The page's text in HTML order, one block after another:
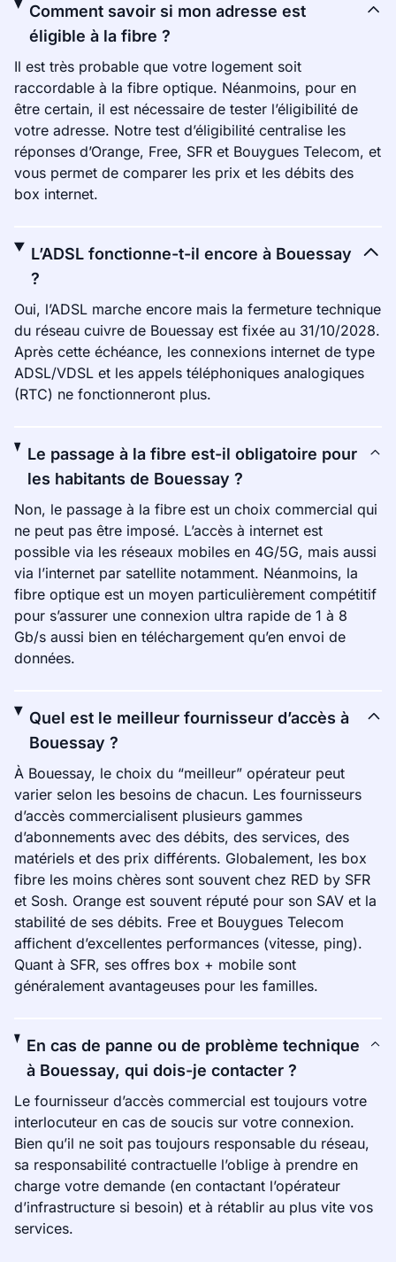
Comment savoir si mon adresse est
éligible à la fibre ?
Il est très probable que votre logement soit
raccordable à la fibre optique. Néanmoins, pour en
être certain, il est nécessaire de tester l’éligibilité de
votre adresse. Notre test d’éligibilité centralise les
réponses d’Orange, Free, SFR et Bouygues Telecom, et
vous permet de comparer les prix et les débits des
box internet.
L’ADSL fonctionne-t-il encore à Bouessay
?
Oui, l’ADSL marche encore mais la fermeture technique
du réseau cuivre de Bouessay est fixée au 31/10/2028.
Après cette échéance, les connexions internet de type
ADSL/VDSL et les appels téléphoniques analogiques
(RTC) ne fonctionneront plus.
Le passage à la fibre est-il obligatoire pour
les habitants de Bouessay ?
Non, le passage à la fibre est un choix commercial qui
ne peut pas être imposé. L’accès à internet est
possible via les réseaux mobiles en 4G/5G, mais aussi
via l’internet par satellite notamment. Néanmoins, la
fibre optique est un moyen particulièrement compétitif
pour s’assurer une connexion ultra rapide de 1 à 8
Gb/s aussi bien en téléchargement qu’en envoi de
données.
Quel est le meilleur fournisseur d’accès à
Bouessay ?
À Bouessay, le choix du “meilleur” opérateur peut
varier selon les besoins de chacun. Les fournisseurs
d’accès commercialisent plusieurs gammes
d’abonnements avec des débits, des services, des
matériels et des prix différents. Globalement, les box
fibre les moins chères sont souvent chez RED by SFR
et Sosh. Orange est souvent réputé pour son SAV et la
stabilité de ses débits. Free et Bouygues Telecom
affichent d’excellentes performances (vitesse, ping).
Quant à SFR, ses offres box + mobile sont
généralement avantageuses pour les familles.
En cas de panne ou de problème technique
à Bouessay, qui dois-je contacter ?
Le fournisseur d’accès commercial est toujours votre
interlocuteur en cas de soucis sur votre connexion.
Bien qu’il ne soit pas toujours responsable du réseau,
sa responsabilité contractuelle l’oblige à prendre en
charge votre demande (en contactant l’opérateur
d’infrastructure si besoin) et à rétablir au plus vite vos
services.